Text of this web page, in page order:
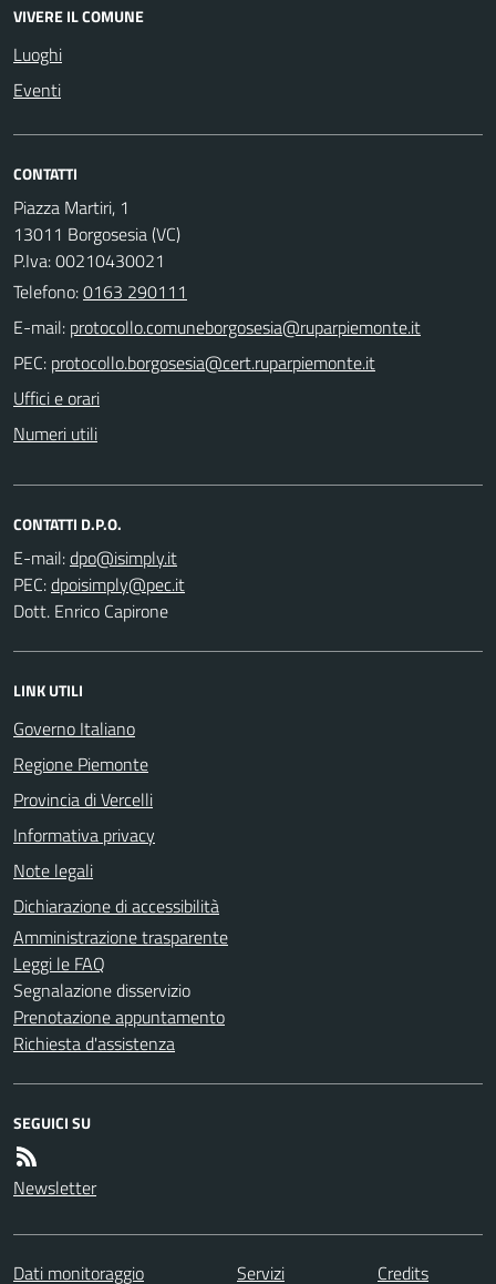
VIVERE IL COMUNE
Luoghi
Eventi
CONTATTI
Piazza Martiri, 1
13011 Borgosesia (VC)
P.Iva: 00210430021
Telefono:0163 290111
E-mail:
PEC:
Uffici e orari
Numeri utili
CONTATTI D.P.O.
E-mail:
PEC:
Dott. Enrico Capirone
LINK UTILI
Governo Italiano
Regione Piemonte
Provincia di Vercelli
Informativa privacy
Note legali
Dichiarazione di accessibilità
Amministrazione trasparente
Leggi le FAQ
Segnalazione disservizio
Prenotazione appuntamento
Richiesta d'assistenza
SEGUICI SU
Newsletter
Dati monitoraggio Servizi Credits